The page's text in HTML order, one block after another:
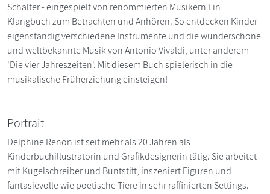
Schalter - eingespielt von renommierten Musikern Ein
Klangbuch zum Betrachten und Anhören. So entdecken Kinder
eigenständig verschiedene Instrumente und die wunderschöne
und weltbekannte Musik von Antonio Vivaldi, unter anderem
'Die vier Jahreszeiten'. Mit diesem Buch spielerisch in die
musikalische Früherziehung einsteigen!
Portrait
Delphine Renon ist seit mehr als 20 Jahren als
Kinderbuchillustratorin und Grafikdesignerin tätig. Sie arbeitet
mit Kugelschreiber und Buntstift, inszeniert Figuren und
fantasievolle wie poetische Tiere in sehr raffinierten Settings.